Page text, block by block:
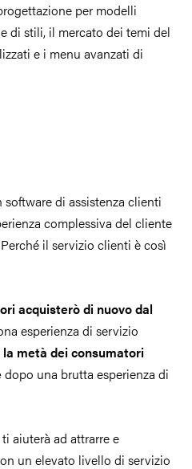
per modelli
di stili, il mercato dei temi del
e i menu avanzati di
di assistenza clienti
complessiva del cliente
il servizio clienti è così
acquisterò di nuovo dal
esperienza di servizio
la metà dei consumatori
dopo una brutta esperienza di
aiuterà ad attrarre e
un elevato livello di servizio